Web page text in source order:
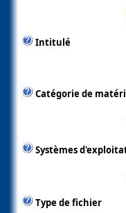
Intitulé
Catégorie de
Systèmes
Type de fichier